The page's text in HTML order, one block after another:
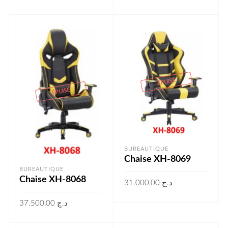
ÉPUISÉ
BUREAUTIQUE
Chaise XH-8068
د.ج 37.500,00
ÉPUISÉ
BUREAUTIQUE
Chaise XH-8069
د.ج